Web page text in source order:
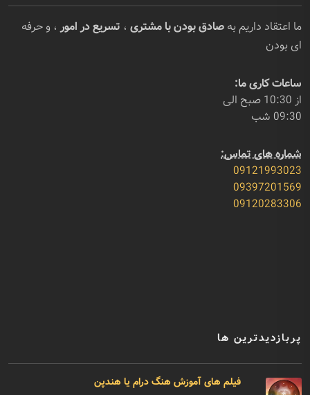
ما اعتقاد داریم به صادق بودن با مشتری ، تسریع در امور ، و حرفه
ای بودن
ساعات کاری ما:
از 10:30 صبح الی
09:30 شب
شماره های تماس:
09121993023
09397201569
09120283306
پربازدیدترین ها
فیلم های آموزش هنگ درام یا هندپن